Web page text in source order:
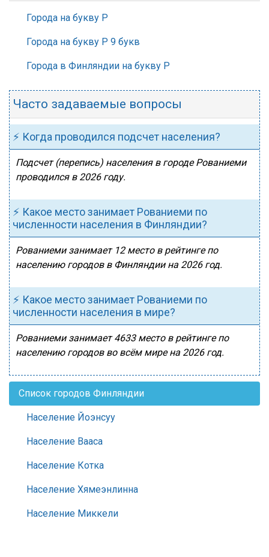
Города на букву Р
Города на букву Р 9 букв
Города в Финляндии на букву Р
Часто задаваемые вопросы
⚡ Когда проводился подсчет населения?
Подсчет (перепись) населения в городе Рованиеми
проводился в 2026 году.
⚡ Какое место занимает Рованиеми по
численности населения в Финляндии?
Рованиеми занимает 12 место в рейтинге по
населению городов в Финляндии на 2026 год.
⚡ Какое место занимает Рованиеми по
численности населения в мире?
Рованиеми занимает 4633 место в рейтинге по
населению городов во всём мире на 2026 год.
Список городов Финляндии
Население Йоэнсуу
Население Вааса
Население Котка
Население Хямеэнлинна
Население Миккели